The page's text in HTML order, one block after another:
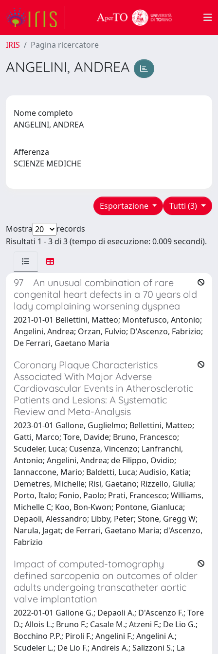
IRIS Pagina ricercatore
ANGELINI, ANDREA
Nome completo
ANGELINI, ANDREA
Afferenza
SCIENZE MEDICHE
Tutti (3)
Esportazione
Mostra
records
Risultati 1 - 3 di 3 (tempo di esecuzione: 0.009 secondi).
97 An unusual combination of rare
congenital heart defects in a 70 years old
lady complaining worsening dyspnea
2021-01-01 Bellettini, Matteo; Montefusco, Antonio;
Angelini, Andrea; Orzan, Fulvio; D'Ascenzo, Fabrizio;
De Ferrari, Gaetano Maria
Coronary Plaque Characteristics
Associated With Major Adverse
Cardiovascular Events in Atherosclerotic
Patients and Lesions: A Systematic
Review and Meta-Analysis
2023-01-01 Gallone, Guglielmo; Bellettini, Matteo;
Gatti, Marco; Tore, Davide; Bruno, Francesco;
Scudeler, Luca; Cusenza, Vincenzo; Lanfranchi,
Antonio; Angelini, Andrea; de Filippo, Ovidio;
Iannaccone, Mario; Baldetti, Luca; Audisio, Katia;
Demetres, Michelle; Risi, Gaetano; Rizzello, Giulia;
Porto, Italo; Fonio, Paolo; Prati, Francesco; Williams,
Michelle C; Koo, Bon-Kwon; Pontone, Gianluca;
Depaoli, Alessandro; Libby, Peter; Stone, Gregg W;
Narula, Jagat; de Ferrari, Gaetano Maria; d'Ascenzo,
Fabrizio
Impact of computed-tomography
defined sarcopenia on outcomes of older
adults undergoing transcatheter aortic
valve implantation
2022-01-01 Gallone G.; Depaoli A.; D'Ascenzo F.; Tore
D.; Allois L.; Bruno F.; Casale M.; Atzeni F.; De Lio G.;
Bocchino P.P.; Piroli F.; Angelini F.; Angelini A.;
Scudeler L.; De Lio F.; Andreis A.; Salizzoni S.; La